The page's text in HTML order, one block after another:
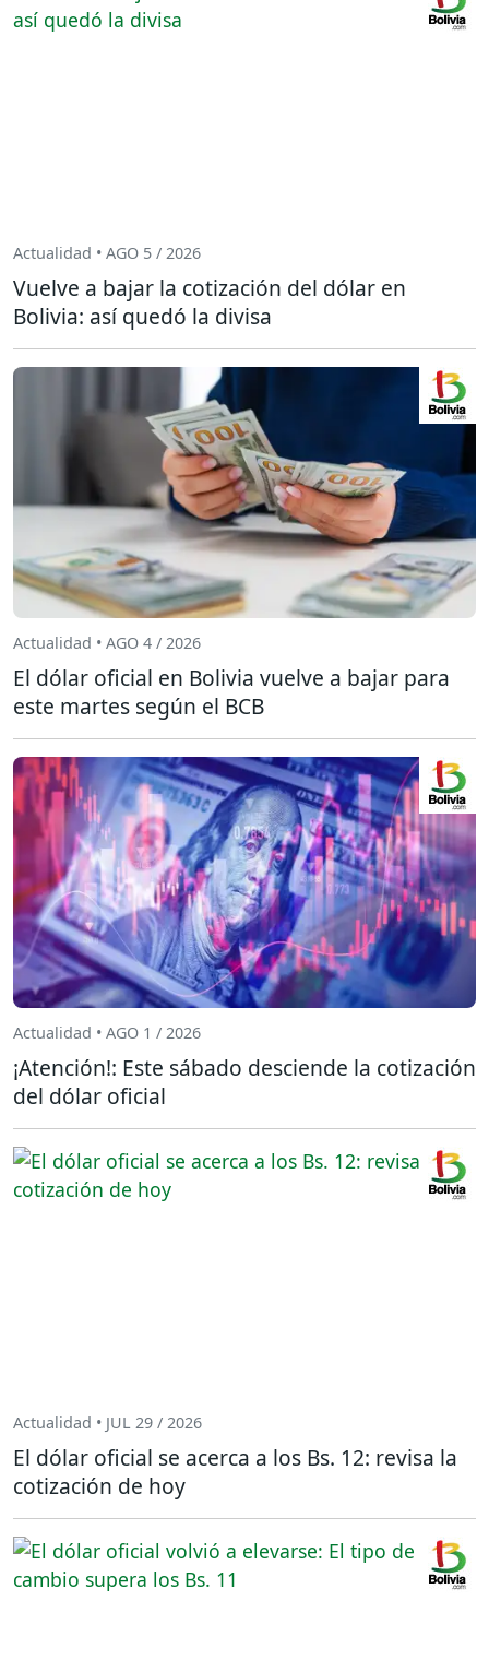
Actualidad • AGO 5 / 2026
Vuelve a bajar la cotización del dólar en
Bolivia: así quedó la divisa
Actualidad • AGO 4 / 2026
El dólar oficial en Bolivia vuelve a bajar para
este martes según el BCB
Actualidad • AGO 1 / 2026
¡Atención!: Este sábado desciende la cotización
del dólar oficial
Actualidad • JUL 29 / 2026
El dólar oficial se acerca a los Bs. 12: revisa la
cotización de hoy